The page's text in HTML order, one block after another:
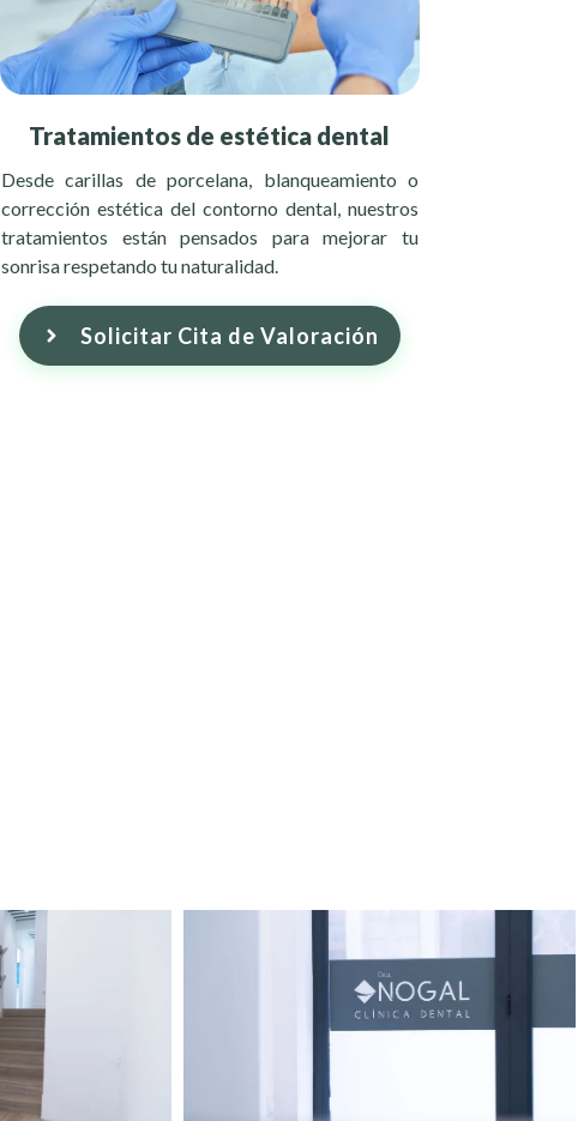
Tratamientos de estética dental
Desde carillas de porcelana, blanqueamiento o
corrección estética del contorno dental, nuestros
tratamientos están pensados para mejorar tu
sonrisa respetando tu naturalidad.
Solicitar Cita de Valoración